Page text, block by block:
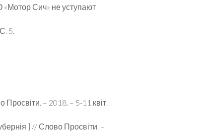
«Мотор Сич» не уступают
5.
– 2018. – 5-11 квіт.
] // Слово Просвіти. –